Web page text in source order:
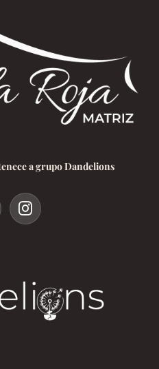
a grupo Dandelions